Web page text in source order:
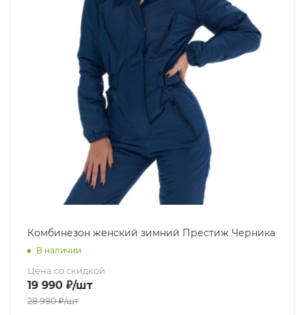
Комбинезон женский зимний Престиж Черника
В наличии
Цена со скидкой
19 990 ₽/шт
28 990₽/шт